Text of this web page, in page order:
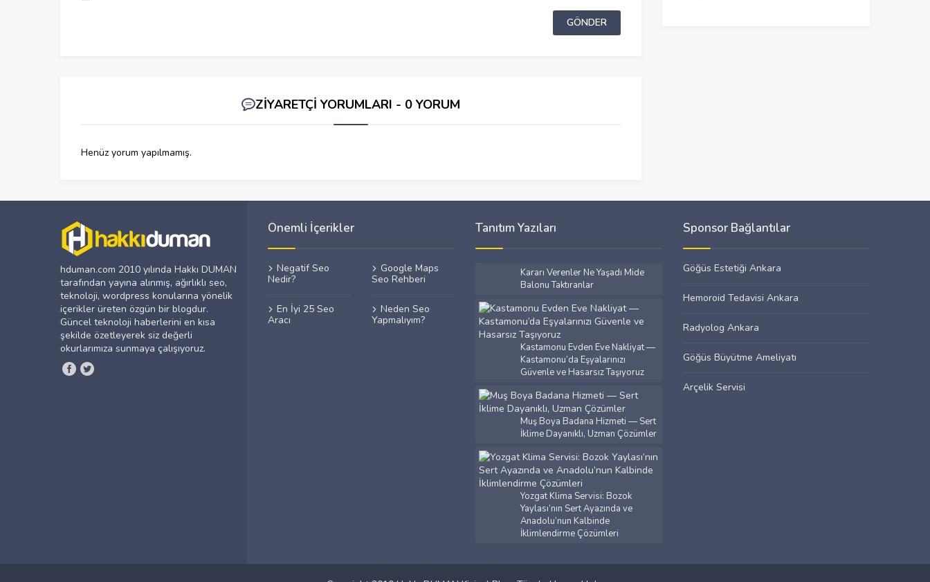
ZİYARETÇİ YORUMLARI - 0 YORUM
Henüz yorum yapılmamış.
hduman.com 2010 yılında Hakkı DUMAN
tarafından yayına alınmış, ağırlıklı seo,
teknoloji, wordpress konularına yönelik
içerikler üreten özgün bir blogdur.
Güncel teknoloji haberlerini en kısa
şekilde özetleyerek siz değerli
okurlarımıza sunmaya çalışıyoruz.
Önemli İçerikler
Negatif Seo
Nedir?
Google Maps
Seo Rehberi
En İyi 25 Seo
Aracı
Neden Seo
Yapmalıyım?
Tanıtım Yazıları
Kararı Verenler Ne Yaşadı Mide
Balonu Taktıranlar
Kastamonu Evden Eve Nakliyat —
Kastamonu’da Eşyalarınızı
Güvenle ve Hasarsız Taşıyoruz
Muş Boya Badana Hizmeti — Sert
İklime Dayanıklı, Uzman Çözümler
Yozgat Klima Servisi: Bozok
Yaylası’nın Sert Ayazında ve
Anadolu’nun Kalbinde
İklimlendirme Çözümleri
Sponsor Bağlantılar
Göğüs Estetiği Ankara
Hemoroid Tedavisi Ankara
Radyolog Ankara
Göğüs Büyütme Ameliyatı
Arçelik Servisi